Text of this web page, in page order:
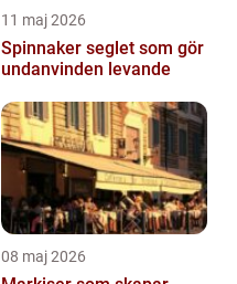
11 maj 2026
Spinnaker seglet som gör
undanvinden levande
08 maj 2026